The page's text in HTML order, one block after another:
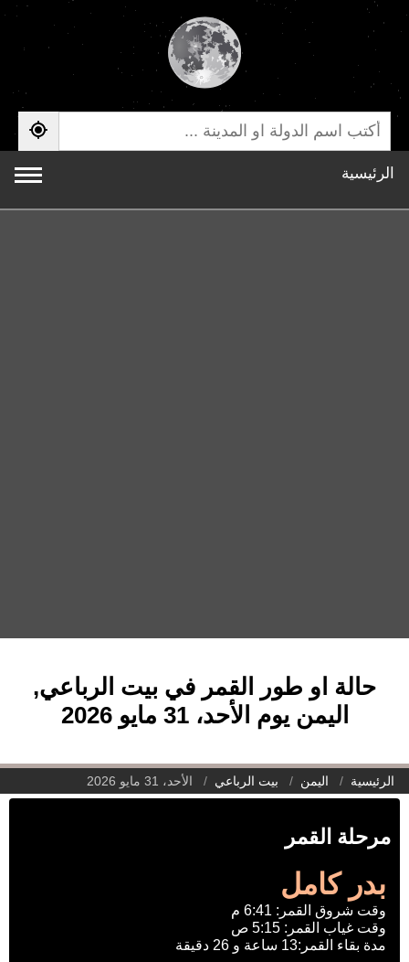
الرئيسية
حالة او طور القمر في بيت الرباعي,
اليمن يوم الأحد، 31 مايو 2026
الرئيسية اليمن بيت الرباعي الأحد، 31 مايو 2026
مرحلة القمر
بدر كامل
وقت شروق القمر: 6:41 م
وقت غياب القمر: 5:15 ص
مدة بقاء القمر:13 ساعة و 26 دقيقة